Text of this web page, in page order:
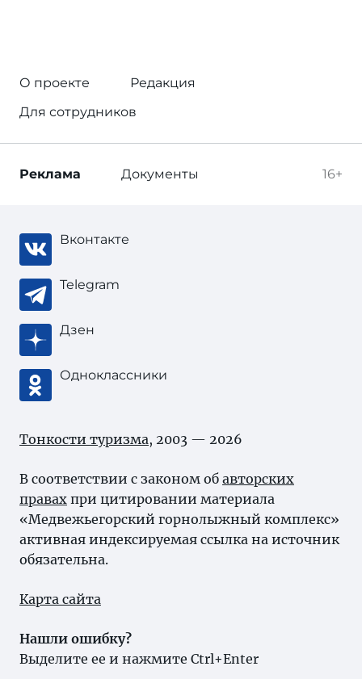
О проекте
Редакция
Для сотрудников
16+
Реклама Документы
Вконтакте
Telegram
Дзен
Одноклассники
Тонкости туризма, 2003 — 2026
В соответствии с законом об авторских
правах при цитировании материала
«Медвежьегорский горнолыжный комплекс»
активная индексируемая ссылка на источник
обязательна.
Карта сайта
Нашли ошибку?
Выделите ее и нажмите Ctrl+Enter